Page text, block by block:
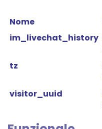
Nome
im_livechat_history
tz
visitor_uuid